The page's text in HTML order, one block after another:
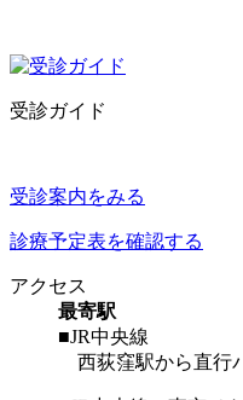
受診ガイド
受診案内をみる
診療予定表を確認する
アクセス
最寄駅
■JR中央線
西荻窪駅から直行